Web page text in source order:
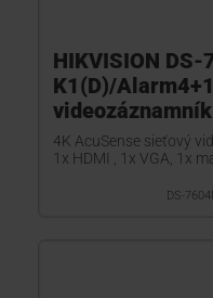
HIKVISION
K1(D)/
videozáznamník
4K AcuSense sieťový
1x HDMI , 1x VGA, 1x
DS-